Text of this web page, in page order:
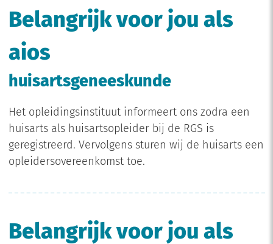
Belangrijk voor jou als
aios
huisartsgeneeskunde
Het opleidingsinstituut informeert ons zodra een
huisarts als huisartsopleider bij de RGS is
geregistreerd. Vervolgens sturen wij de huisarts een
opleidersovereenkomst toe.
Belangrijk voor jou als